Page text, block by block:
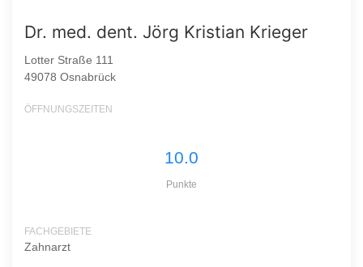
Dr. med. dent. Jörg Kristian Krieger
Lotter Straße 111
49078 Osnabrück
ÖFFNUNGSZEITEN
10.0
Punkte
FACHGEBIETE
Zahnarzt